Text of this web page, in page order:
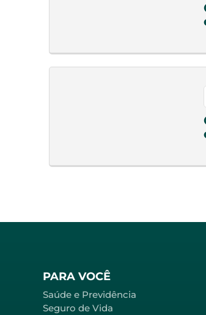
PARA VOCÊ
Saúde e Previdência
Seguro de Vida